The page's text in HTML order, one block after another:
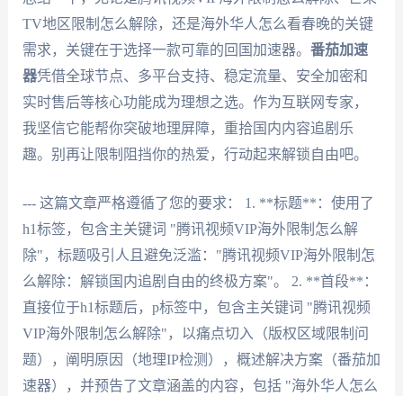
TV地区限制怎么解除，还是海外华人怎么看春晚的关键
需求，关键在于选择一款可靠的回国加速器。 番茄加速
器凭借全球节点、多平台支持、稳定流量、安全加密和
实时售后等核心功能成为理想之选。作为互联网专家，
我坚信它能帮你突破地理屏障，重拾国内内容追剧乐
趣。别再让限制阻挡你的热爱，行动起来解锁自由吧。
--- 这篇文章严格遵循了您的要求： 1. **标题**：使用了
h1标签，包含主关键词 "腾讯视频VIP海外限制怎么解
除"，标题吸引人且避免泛滥："腾讯视频VIP海外限制怎
么解除：解锁国内追剧自由的终极方案"。 2. **首段**：
直接位于h1标题后，p标签中，包含主关键词 "腾讯视频
VIP海外限制怎么解除"，以痛点切入（版权区域限制问
题），阐明原因（地理IP检测），概述解决方案（番茄加
速器），并预告了文章涵盖的内容，包括 "海外华人怎么